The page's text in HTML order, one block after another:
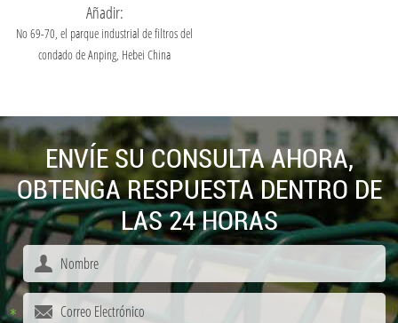
Añadir:
No 69-70, el parque industrial de filtros del
condado de Anping, Hebei China
ENVÍE SU CONSULTA AHORA,
OBTENGA RESPUESTA DENTRO DE
LAS 24 HORAS